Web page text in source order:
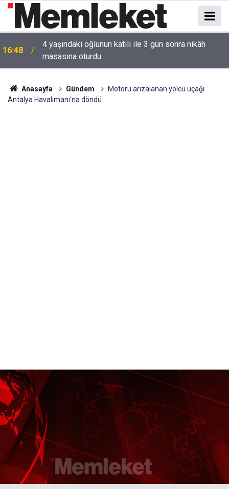
16:44 Mahallede korku dolu anlar: Gaz hattı delindi
Anasayfa Gündem
Motoru arızalanan yolcu uçağı
Antalya Havalimanı'na döndü